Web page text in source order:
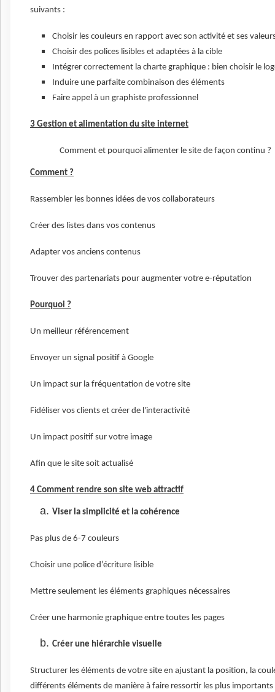
suivants :
Choisir les couleurs en rapport avec son activité et ses
Choisir des polices lisibles et adaptées à la cible
Intégrer correctement la charte graphique : bien choisir le
Induire une parfaite combinaison des éléments
Faire appel à un graphiste professionnel
3 Gestion et alimentation du site internet
Comment et pourquoi alimenter le site de façon continu ?
Comment ?
Rassembler les bonnes idées de vos collaborateurs
Créer des listes dans vos contenus
Adapter vos anciens contenus
Trouver des partenariats pour augmenter votre e-réputation
Pourquoi ?
Un meilleur référencement
Envoyer un signal positif à Google
Un impact sur la fréquentation de votre site
Fidéliser vos clients et créer de l'interactivité
Un impact positif sur votre image
Afin que le site soit actualisé
4 Comment rendre son site web attractif
Viser la simplicité et la cohérence
Pas plus de 6-7 couleurs
Choisir une police d’écriture lisible
Mettre seulement les éléments graphiques nécessaires
Créer une harmonie graphique entre toutes les pages
Créer une hiérarchie visuelle
Structurer les éléments de votre site en ajustant la position, la
différents éléments de manière à faire ressortir les plus importants